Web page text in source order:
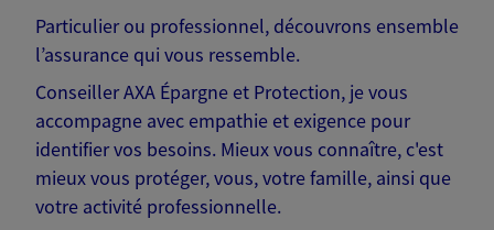
Particulier ou professionnel, découvrons ensemble
l’assurance qui vous ressemble.
Conseiller AXA Épargne et Protection, je vous
accompagne avec empathie et exigence pour
identifier vos besoins. Mieux vous connaître, c'est
mieux vous protéger, vous, votre famille, ainsi que
votre activité professionnelle.